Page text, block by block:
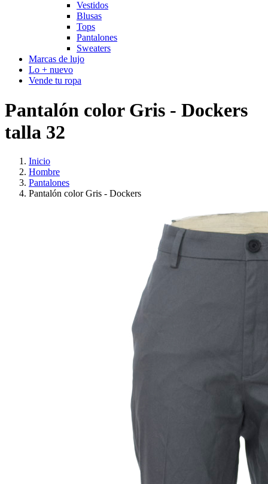
Vestidos
Blusas
Tops
Pantalones
Sweaters
Marcas de lujo
Lo + nuevo
Vende tu ropa
Pantalón color Gris - Dockers
talla 32
Inicio
Hombre
Pantalones
Pantalón color Gris - Dockers